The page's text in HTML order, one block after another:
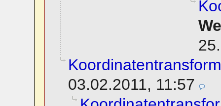
03.02.2011, 11:57